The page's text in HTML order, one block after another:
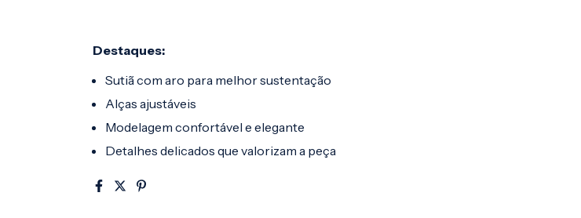
Destaques:
Sutiã com aro para melhor sustentação
Alças ajustáveis
Modelagem confortável e elegante
Detalhes delicados que valorizam a peça